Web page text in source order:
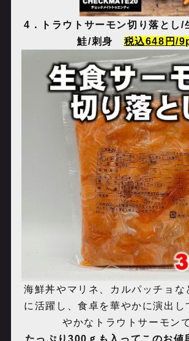
4 ．トラウトサーモン切り落とし /
鮭/刺身 税込648 円/
海鮮丼やマリネ、カルパッチョな
に活躍し、食卓を華やかに演出し
やかなトラウトサーモン